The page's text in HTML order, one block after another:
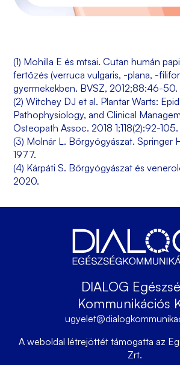
(1) Mohilla E és mtsai. Cutan humán
fertőzés (verruca vulgaris, -plana, -
gyermekekben. BVSZ, 2012;88:46-50.
(2) Witchey DJ et al. Plantar Warts:
Pathophysiology, and Clinical
Osteopath Assoc. 2018 1;118(2):92-105.
(3) Molnár L. Bőrgyógyászat. Springer
1977.
(4) Kárpáti S. Bőrgyógyászat és
2020.
DIALOG
Kommunikációs
A weboldal létrejöttét támogatta az
Zrt.